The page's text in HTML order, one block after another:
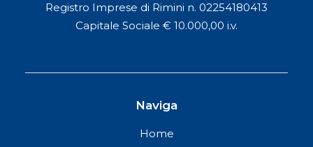
Registro Imprese di Rimini n. 02254180413
Capitale Sociale € 10.000,00 i.v.
Naviga
Home